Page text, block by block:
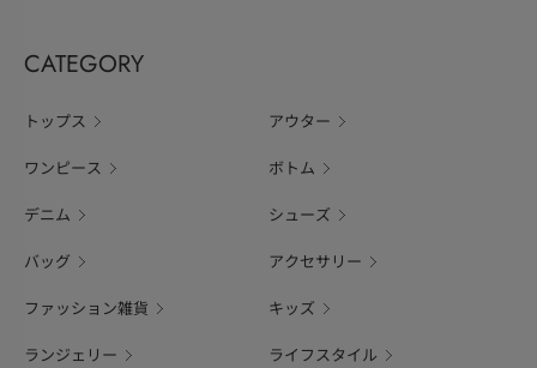
CATEGORY
トップス アウター
ワンピース ボトム
デニム シューズ
バッグ アクセサリー
ファッション雑貨 キッズ
ランジェリー ライフスタイル